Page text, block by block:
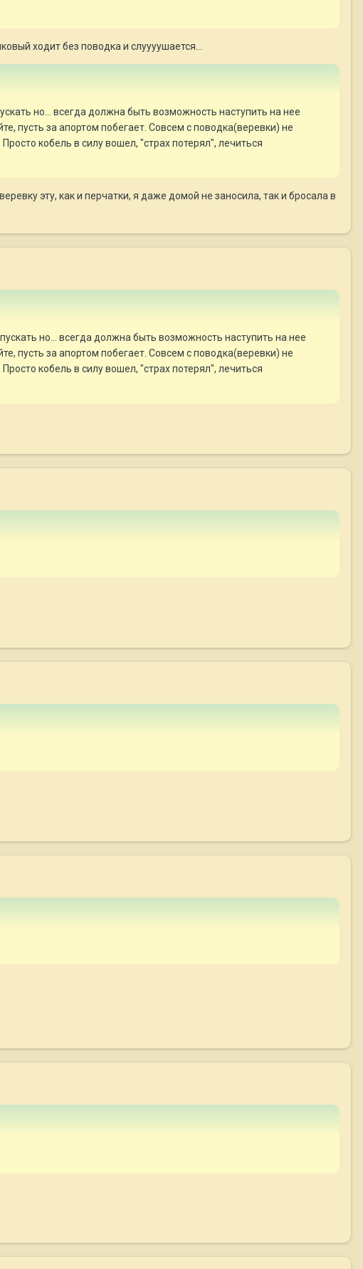
ходит без поводка и слуууушается...
но... всегда должна быть возможность наступить на нее
пусть за апортом побегает. Совсем с поводка(веревки) не
кобель в силу вошел, "страх потерял", лечиться
эту, как и перчатки, я даже домой не заносила, так и бросала в
но... всегда должна быть возможность наступить на нее
пусть за апортом побегает. Совсем с поводка(веревки) не
кобель в силу вошел, "страх потерял", лечиться